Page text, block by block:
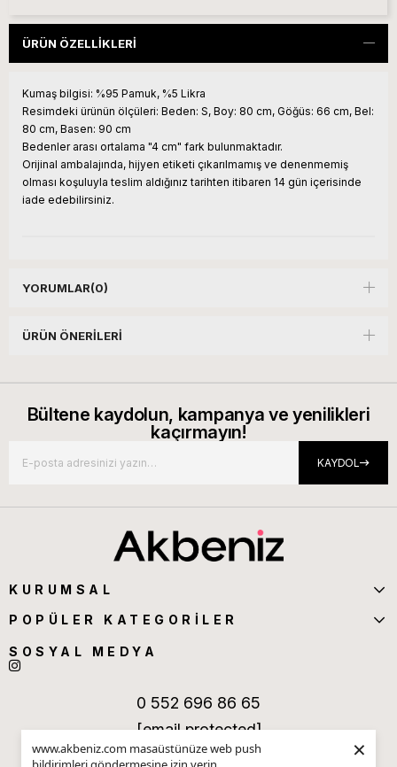
www.akbeniz.com masaüstünüze web push
×
ÜRÜN ÖZELLIKLERI
Kumaş bilgisi: %95 Pamuk, %5 Likra
Resimdeki ürünün ölçüleri: Beden: S, Boy: 80 cm, Göğüs: 66 cm, Bel:
80 cm, Basen: 90 cm
Bedenler arası ortalama "4 cm" fark bulunmaktadır.
Orijinal ambalajında, hijyen etiketi çıkarılmamış ve denenmemiş
olması koşuluyla teslim aldığınız tarihten itibaren 14 gün içerisinde
iade edebilirsiniz.
YORUMLAR(0)
ÜRÜN ÖNERILERI
Bültene kaydolun, kampanya ve yenilikleri
kaçırmayın!
KAYDOL
KURUMSAL
POPÜLER KATEGORİLER
SOSYAL MEDYA
0 552 696 86 65
[email protected]